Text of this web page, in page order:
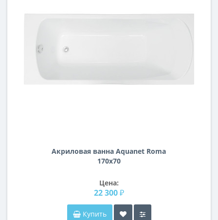
Акриловая ванна Aquanet Roma
170x70
Цена:
22 300 ₽
Купить